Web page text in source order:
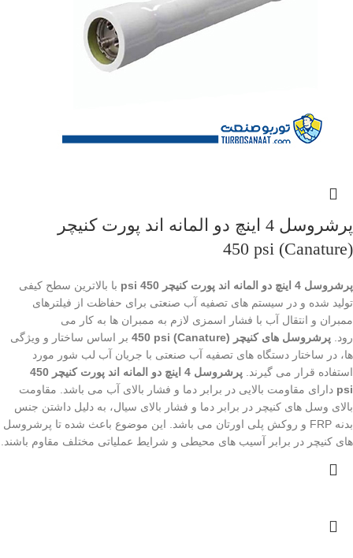
پرشروسل 4 اینچ دو المانه اند پورت کنیچر
(Canature) 450 psi
پرشروسل 4 اینچ دو المانه اند پورت کنیچر 450 psi
با بالاترین سطح کیفی
تولید شده و در سیستم های تصفیه آب صنعتی برای حفاظت از فیلترهای
ممبران و انتقال آب با فشار اسمزی لازم به ممبران ها به کار می
رود. پرشروسل های کنیچر (Canature) 450 psi
بر اساس ساختار و ویژگی
ها، در ساختار دستگاه های تصفیه آب صنعتی با جریان آب لب شور مورد
استفاده قرار می گیرند.
پرشروسل 4 اینچ دو المانه اند پورت کنیچر 450
psi دارای مقاومت بالایی در برابر دما و فشار بالای آب می باشد. مقاومت
بالای وسل های کنیچر در برابر دما و فشار بالای سیال، به دلیل داشتن جنس
بدنه FRP و روکش پلی اورتان می باشد. این موضوع باعث شده تا پرشروسل
های کنیچر در برابر آسیب های محیطی و شرایط عملیاتی مختلف مقاوم باشند.